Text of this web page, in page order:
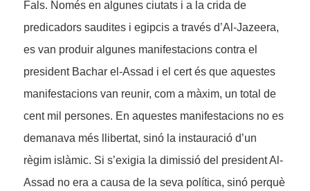
Fals. Només en algunes ciutats i a la crida de
predicadors saudites i egipcis a través d’Al-Jazeera,
es van produir algunes manifestacions contra el
president Bachar el-Assad i el cert és que aquestes
manifestacions van reunir, com a màxim, un total de
cent mil persones. En aquestes manifestacions no es
demanava més llibertat, sinó la instauració d’un
règim islàmic. Si s’exigia la dimissió del president Al-
Assad no era a causa de la seva política, sinó perquè